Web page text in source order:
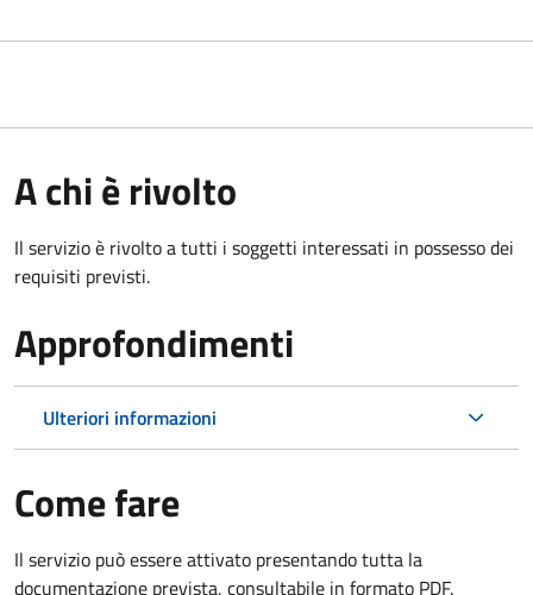
A chi è rivolto
Il servizio è rivolto a tutti i soggetti interessati in possesso dei
requisiti previsti.
Approfondimenti
Ulteriori informazioni
Come fare
Il servizio può essere attivato presentando tutta la
documentazione prevista, consultabile in formato PDF.